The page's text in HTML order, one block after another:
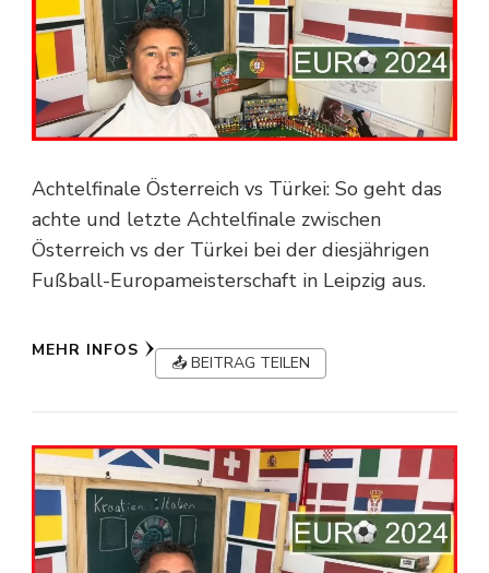
Achtelfinale Österreich vs Türkei: So geht das
achte und letzte Achtelfinale zwischen
Österreich vs der Türkei bei der diesjährigen
Fußball-Europameisterschaft in Leipzig aus.
MEHR INFOS
📤 BEITRAG TEILEN